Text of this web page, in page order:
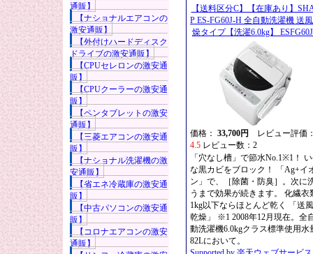
通販】
【ナショナルエアコンの
激安通販】
【外付けハードディスク
ドライブの激安通販】
【CPUセレロンの激安通
販】
【CPUクーラーの激安通
販】
【ペンタブレットの激安
通販】
【三菱エアコンの激安通
販】
【ナショナル洗濯機の激
安通販】
【省エネ冷蔵庫の激安通
販】
【中古パソコンの激安通
販】
【コロナエアコンの激安
通販】
【送料区分C】【在庫あり】
P ES-FG60J-H 全自動洗濯機 送
燥タイプ【洗濯6.0kg】
価格： 33,700円
レビュー評価
4.5 レビュー数：2
「穴なし槽」で節水No.1※1！
な黒カビをブロック！ 「Ag+イ
ン」で、［除菌・防臭］。次に
うまで効果が続きます。 化繊衣
1kg以下ならほとんど乾く 「送風
乾燥」 ※1 2008年12月現在。全
動洗濯機6.0kgクラス標準使用水
82Lにおいて。